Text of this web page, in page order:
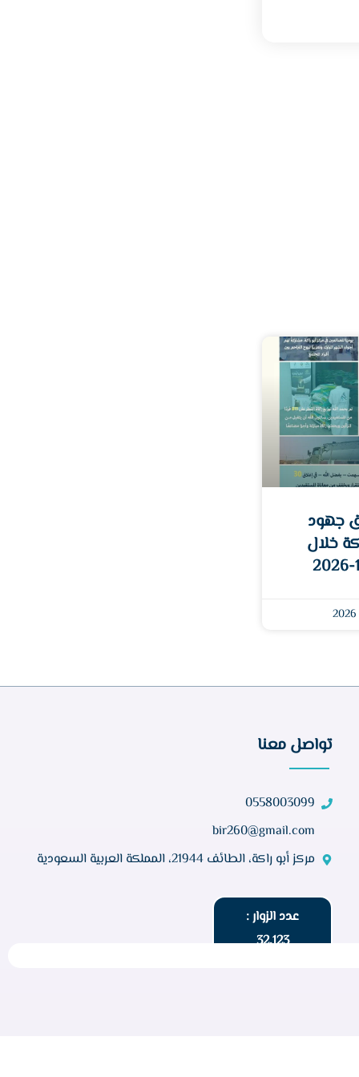
جهود
خلال
تواصل معنا
0558003099
bir260@gmail.com
مركز أبو راكة، الطائف 21944، المملكة العربية السعودية
عدد الزوار :
32,123